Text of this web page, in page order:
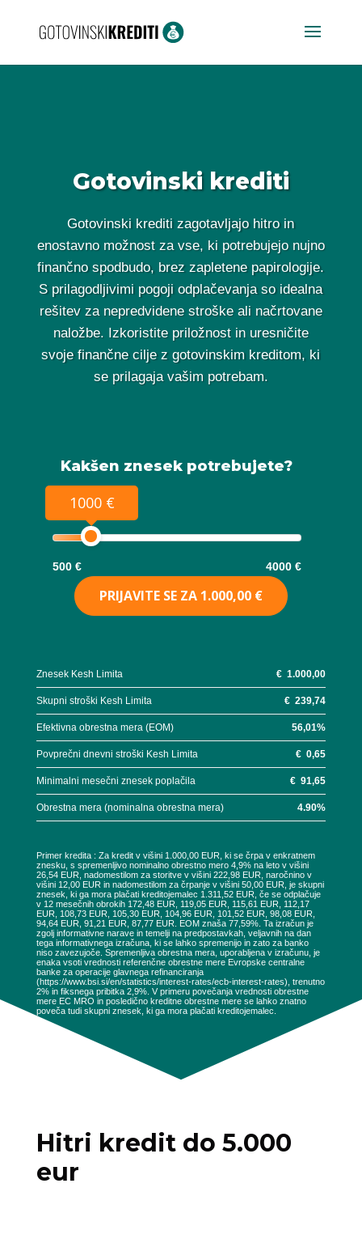
Gotovinski krediti
Gotovinski krediti zagotavljajo hitro in
enostavno možnost za vse, ki potrebujejo nujno
finančno spodbudo, brez zapletene papirologije.
S prilagodljivimi pogoji odplačevanja so idealna
rešitev za nepredvidene stroške ali načrtovane
naložbe. Izkoristite priložnost in uresničite
svoje finančne cilje z gotovinskim kreditom, ki
se prilagaja vašim potrebam.
Kakšen znesek potrebujete?
1000 €
500 € 4000 €
PRIJAVITE SE ZA 1.000,00 €
Znesek Kesh Limita €1.000,00
Skupni stroški Kesh Limita €239,74
Efektivna obrestna mera (EOM) 56,01%
Povprečni dnevni stroški Kesh Limita €0,65
Minimalni mesečni znesek poplačila €91,65
Obrestna mera (nominalna obrestna mera) 4.90%
Primer kredita : Za kredit v višini 1.000,00 EUR, ki se črpa v enkratnem
znesku, s spremenljivo nominalno obrestno mero 4,9% na leto v višini
26,54 EUR, nadomestilom za storitve v višini 222,98 EUR, naročnino v
višini 12,00 EUR in nadomestilom za črpanje v višini 50,00 EUR, je skupni
znesek, ki ga mora plačati kreditojemalec 1.311,52 EUR, če se odplačuje
v 12 mesečnih obrokih 172,48 EUR, 119,05 EUR, 115,61 EUR, 112,17
EUR, 108,73 EUR, 105,30 EUR, 104,96 EUR, 101,52 EUR, 98,08 EUR,
94,64 EUR, 91,21 EUR, 87,77 EUR. EOM znaša 77,59%. Ta izračun je
zgolj informativne narave in temelji na predpostavkah, veljavnih na dan
tega informativnega izračuna, ki se lahko spremenijo in zato za banko
niso zavezujoče. Spremenljiva obrestna mera, uporabljena v izračunu, je
enaka vsoti vrednosti referenčne obrestne mere Evropske centralne
banke za operacije glavnega refinanciranja
(https://www.bsi.si/en/statistics/interest-rates/ecb-interest-rates), trenutno
2% in fiksnega pribitka 2,9%. V primeru povečanja vrednosti obrestne
mere EC MRO in posledično kreditne obrestne mere se lahko znatno
poveča tudi skupni znesek, ki ga mora plačati kreditojemalec.
Hitri kredit do 5.000
eur